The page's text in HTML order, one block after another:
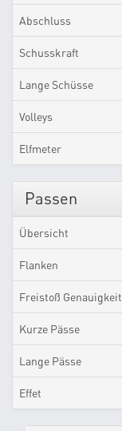
Abschluss
Schusskraft
Lange Schüsse
Volleys
Elfmeter
Passen
Übersicht
Flanken
Freistoß Genauigkeit
Kurze Pässe
Lange Pässe
Effet